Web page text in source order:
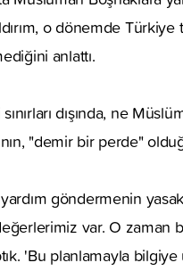
o dönemde
anlattı.
dışında, ne
"demir bir perde"
göndermenin
var. O zaman
'Bu planlamayla